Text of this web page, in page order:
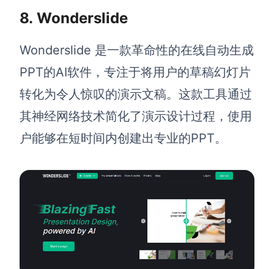
8. Wonderslide
Wonderslide 是一款革命性的在线自动生成
PPT的AI软件，专注于将用户的草稿幻灯片
转化为令人惊叹的演示文稿。这款工具通过
其神经网络技术简化了演示设计过程，使用
户能够在短时间内创建出专业的PPT。